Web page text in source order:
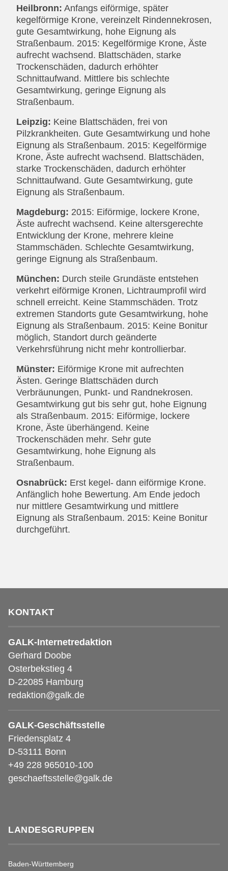
Heilbronn: Anfangs eiförmige, später
kegelförmige Krone, vereinzelt Rindennekrosen,
gute Gesamtwirkung, hohe Eignung als
Straßenbaum. 2015: Kegelförmige Krone, Äste
aufrecht wachsend. Blattschäden, starke
Trockenschäden, dadurch erhöhter
Schnittaufwand. Mittlere bis schlechte
Gesamtwirkung, geringe Eignung als
Straßenbaum.
Leipzig: Keine Blattschäden, frei von
Pilzkrankheiten. Gute Gesamtwirkung und hohe
Eignung als Straßenbaum. 2015: Kegelförmige
Krone, Äste aufrecht wachsend. Blattschäden,
starke Trockenschäden, dadurch erhöhter
Schnittaufwand. Gute Gesamtwirkung, gute
Eignung als Straßenbaum.
Magdeburg: 2015: Eiförmige, lockere Krone,
Äste aufrecht wachsend. Keine altersgerechte
Entwicklung der Krone, mehrere kleine
Stammschäden. Schlechte Gesamtwirkung,
geringe Eignung als Straßenbaum.
München: Durch steile Grundäste entstehen
verkehrt eiförmige Kronen, Lichtraumprofil wird
schnell erreicht. Keine Stammschäden. Trotz
extremen Standorts gute Gesamtwirkung, hohe
Eignung als Straßenbaum. 2015: Keine Bonitur
möglich, Standort durch geänderte
Verkehrsführung nicht mehr kontrollierbar.
Münster: Eiförmige Krone mit aufrechten
Ästen. Geringe Blattschäden durch
Verbräunungen, Punkt- und Randnekrosen.
Gesamtwirkung gut bis sehr gut, hohe Eignung
als Straßenbaum. 2015: Eiförmige, lockere
Krone, Äste überhängend. Keine
Trockenschäden mehr. Sehr gute
Gesamtwirkung, hohe Eignung als
Straßenbaum.
Osnabrück: Erst kegel- dann eiförmige Krone.
Anfänglich hohe Bewertung. Am Ende jedoch
nur mittlere Gesamtwirkung und mittlere
Eignung als Straßenbaum. 2015: Keine Bonitur
durchgeführt.
KONTAKT
GALK-Internetredaktion
Gerhard Doobe
Osterbekstieg 4
D-22085 Hamburg
redaktion@galk.de
GALK-Geschäftsstelle
Friedensplatz 4
D-53111 Bonn
+49 228 965010-100
geschaeftsstelle@galk.de
LANDESGRUPPEN
Baden-Württemberg